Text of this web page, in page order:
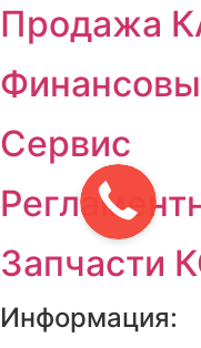
Продажа
Сервис
Запчасти
Информация: